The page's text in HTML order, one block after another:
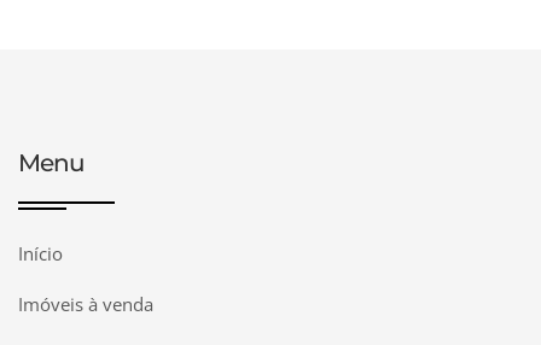
Menu
Início
Imóveis à venda